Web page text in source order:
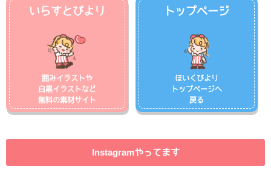
いらすとびより
囲みイラストや
白黒イラストなど
無料の素材サイト
トップページ
ほいくびより
トップページへ
戻る
Instagramやってます